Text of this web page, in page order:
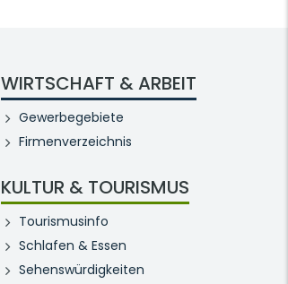
WIRTSCHAFT & ARBEIT
Gewerbegebiete
Firmenverzeichnis
KULTUR & TOURISMUS
Tourismusinfo
Schlafen & Essen
Sehenswürdigkeiten